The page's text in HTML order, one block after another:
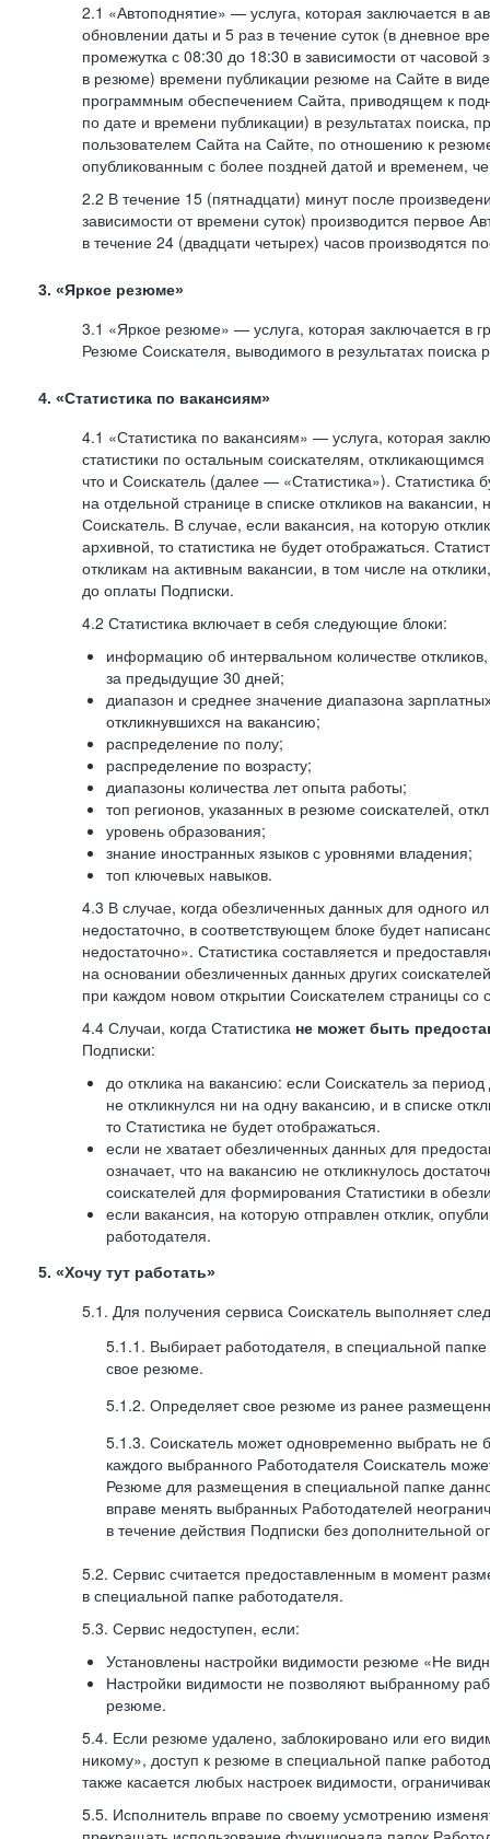
2.1 «Автоподнятие» — услуга, которая заключается в
обновлении даты и 5 раз в течение суток (в дневное
промежутка с 08:30 до 18:30 в зависимости от часовой
в резюме) времени публикации резюме на Сайте в
программным обеспечением Сайта, приводящем к
по дате и времени публикации) в результатах поиска,
пользователем Сайта на Сайте, по отношению к
опубликованным с более поздней датой и временем,
2.2 В течение 15 (пятнадцати) минут после
зависимости от времени суток) производится первое
в течение 24 (двадцати четырех) часов производятся
3. «Яркое резюме»
3.1 «Яркое резюме» — услуга, которая заключается в
Резюме Соискателя, выводимого в результатах поиска
4. «Статистика по вакансиям»
4.1 «Статистика по вакансиям» — услуга, которая
статистики по остальным соискателям,
что и Соискатель (далее — «Статистика»). Статистика
на отдельной странице в списке откликов на вакансии,
Соискатель. В случае, если вакансия, на которую
архивной, то статистика не будет отображаться.
откликам на активным вакансии, в том числе на
до оплаты Подписки.
4.2 Статистика включает в себя следующие блоки:
информацию об интервальном количестве
за предыдущие 30 дней;
диапазон и среднее значение диапазона
откликнувшихся на вакансию;
распределение по полу;
распределение по возрасту;
диапазоны количества лет опыта работы;
топ регионов, указанных в резюме соискателей,
уровень образования;
знание иностранных языков с уровнями владения;
топ ключевых навыков.
4.3 В случае, когда обезличенных данных для одного
недостаточно, в соответствующем блоке будет
недостаточно». Статистика составляется и
на основании обезличенных данных других
при каждом новом открытии Соискателем страницы со
4.4 Случаи, когда Статистика не может быть
Подписки:
до отклика на вакансию: если Соискатель за период
не откликнулся ни на одну вакансию, и в списке
то Статистика не будет отображаться.
если не хватает обезличенных данных для
означает, что на вакансию не откликнулось
соискателей для формирования Статистики в
если вакансия, на которую отправлен отклик,
работодателя.
5. «Хочу тут работать»
5.1. Для получения сервиса Соискатель выполняет
5.1.1. Выбирает работодателя, в специальной папке
свое резюме.
5.1.2. Определяет свое резюме из ранее
5.1.3. Соискатель может одновременно выбрать не
каждого выбранного Работодателя Соискатель
Резюме для размещения в специальной папке
вправе менять выбранных Работодателей
в течение действия Подписки без дополнительной
5.2. Сервис считается предоставленным в момент
в специальной папке работодателя.
5.3. Сервис недоступен, если:
Установлены настройки видимости резюме «Не
Настройки видимости не позволяют выбранному
резюме.
5.4. Если резюме удалено, заблокировано или его
никому», доступ к резюме в специальной папке
также касается любых настроек видимости,
5.5. Исполнитель вправе по своему усмотрению